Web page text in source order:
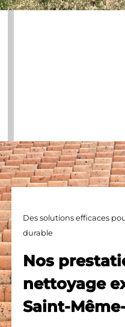
Des solutions efficaces
durable
Nos
nettoyage
Saint-